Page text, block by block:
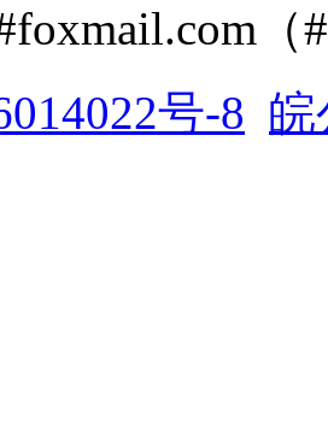
（
号-8 皖